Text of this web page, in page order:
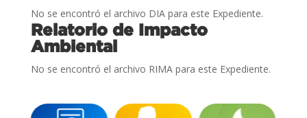
No se encontró el archivo DIA para este Expediente.
Relatorio de Impacto
Ambiental
No se encontró el archivo RIMA para este Expediente.